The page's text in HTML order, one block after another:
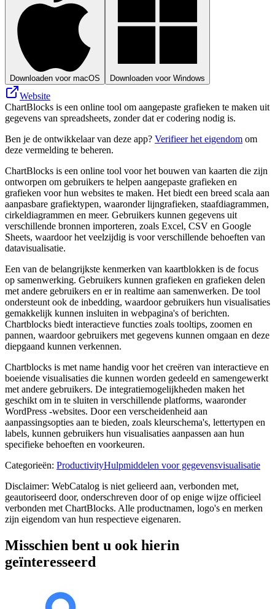
Downloaden voor macOS Downloaden voor Windows
Website
ChartBlocks is een online tool om aangepaste grafieken te maken uit
gegevens van spreadsheets, zonder dat er codering nodig is.
Ben je de ontwikkelaar van deze app? Verifieer het eigendom om
deze vermelding te beheren.
ChartBlocks is een online tool voor het bouwen van kaarten die zijn
ontworpen om gebruikers te helpen aangepaste grafieken en
grafieken voor hun websites te maken. Het biedt een breed scala aan
aanpasbare grafiektypen, waaronder lijngrafieken, staafdiagrammen,
cirkeldiagrammen en meer. Gebruikers kunnen gegevens uit
verschillende bronnen importeren, zoals Excel, CSV en Google
Sheets, waardoor het veelzijdig is voor verschillende behoeften van
datavisualisatie.
Een van de belangrijkste kenmerken van kaartblokken is de focus
op samenwerking. Gebruikers kunnen grafieken en grafieken delen
met andere gebruikers en er in realtime aan samenwerken. De tool
ondersteunt ook de inbedding, waardoor gebruikers hun visualisaties
gemakkelijk kunnen insluiten in webpagina's of berichten.
Chartblocks biedt interactieve functies zoals tooltips, zoomen en
pannen, waardoor gebruikers met gegevens kunnen omgaan en deze
diepgaand kunnen verkennen.
Chartblocks is met name handig voor het creëren van interactieve en
boeiende visualisaties die kunnen worden gedeeld en samengewerkt
met andere gebruikers. De integratiemogelijkheden maken het
geschikt om in te sluiten in verschillende platforms, waaronder
WordPress -websites. Door een verscheidenheid aan
aanpassingsopties aan te bieden, zoals kleurschema's, lettertypen en
labels, kunnen gebruikers hun visualisaties aanpassen aan hun
specifieke behoeften en voorkeuren.
Categorieën: ProductivityHulpmiddelen voor gegevensvisualisatie
Disclaimer: WebCatalog is niet gelieerd aan, verbonden met,
geautoriseerd door, onderschreven door of op enige wijze officieel
verbonden met ChartBlocks. Alle productnamen, logo's en merken
zijn eigendom van hun respectieve eigenaren.
Misschien bent u ook hierin
geïnteresseerd